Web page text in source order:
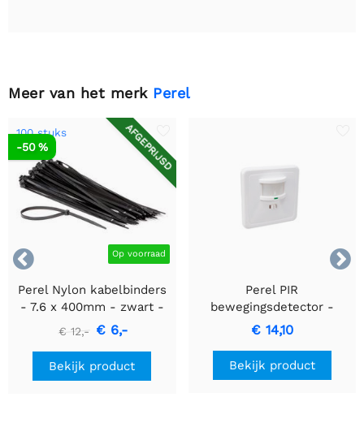
Meer van het merk Perel


AFGEPRIJSD
100 stuks
Op voorraad
-50 %
Perel Nylon kabelbinders
- 7.6 x 400mm - zwart -
100 stuks
€ 12,- € 6,-
Bekijk product
Perel PIR
bewegingsdetector -
Inbouw met
bewegingsdetectie &
inbouwontwerp
€ 14,10
Bekijk product